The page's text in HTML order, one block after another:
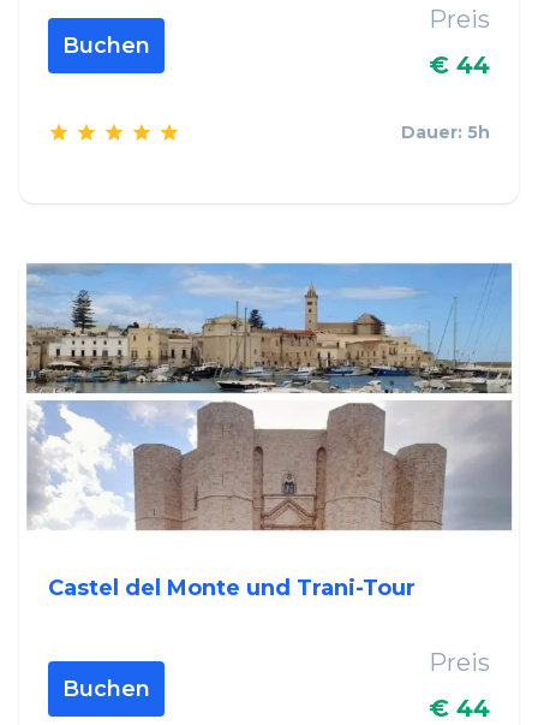
Buchen
Preis
€ 44
Dauer: 5h
Castel del Monte und Trani-Tour
Buchen
Preis
€ 44